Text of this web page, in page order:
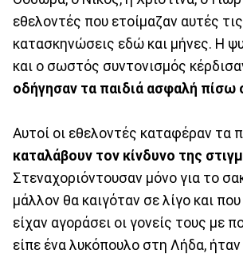
εθελοντές που ετοίμαζαν αυτές τις
κατασκηνώσεις εδώ και μήνες. Η
και ο σωστός συντονισμός
οδήγησαν τα παιδιά ασφαλή πίσω
Αυτοί οι εθελοντές καταφέραν τα
καταλάβουν τον κίνδυνο της
Στεναχοριόντουσαν μόνο για το
μάλλον θα καιγόταν σε λίγο και
είχαν αγοράσει οι γονείς τους με
είπε ένα λυκόπουλο στη Λήδα,